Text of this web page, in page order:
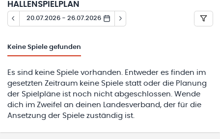
HALLENSPIELPLAN
20.07.2026 - 26.07.2026
Keine Spiele gefunden
Es sind keine Spiele vorhanden. Entweder es finden im
gesetzten Zeitraum keine Spiele statt oder die Planung
der Spielpläne ist noch nicht abgeschlossen. Wende
dich im Zweifel an deinen Landesverband, der für die
Ansetzung der Spiele zuständig ist.